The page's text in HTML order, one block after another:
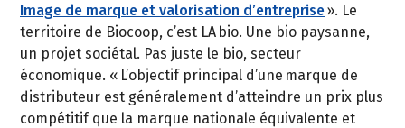
Image de marque et valorisation d’entreprise». Le
territoire de Biocoop, c’est LA bio. Une bio paysanne,
un projet sociétal. Pas juste le bio, secteur
économique. « L’objectif principal d’une marque de
distributeur est généralement d’atteindre un prix plus
compétitif que la marque nationale équivalente et